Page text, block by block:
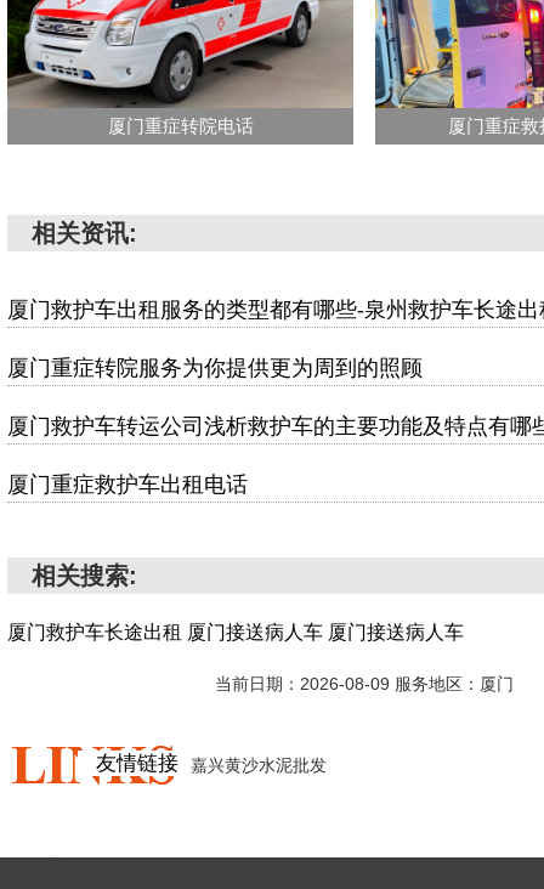
厦门重症转院电话 厦门重症
相关资讯:
厦门救护车出租服务的类型都有哪些-泉州救护车长途
厦门重症转院服务为你提供更为周到的照顾
厦门救护车转运公司浅析救护车的主要功能及特点有哪
厦门重症救护车出租电话
相关搜索:
厦门救护车长途出租 厦门接送病人车 厦门接送病人车
当前日期：2026-08-09 服务地区：厦门
友情链接 嘉兴黄沙水泥批发